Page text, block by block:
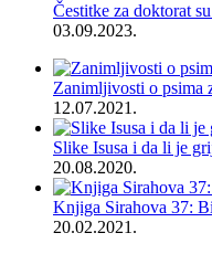
Čestitke za doktorat
03.09.2023.
Zanimljivosti o psima
12.07.2021.
Slike Isusa i da li je
20.08.2020.
Knjiga Sirahova 37:
20.02.2021.